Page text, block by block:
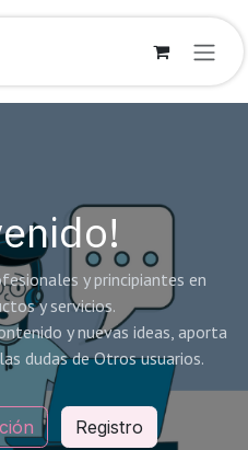
y principiantes en
y servicios.
y nuevas ideas, aporta
dudas de Otros usuarios.
Registro